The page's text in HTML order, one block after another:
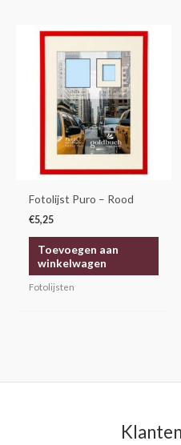
Fotolijst Puro – Rood
€5,25
Toevoegen aan
winkelwagen
Fotolijsten